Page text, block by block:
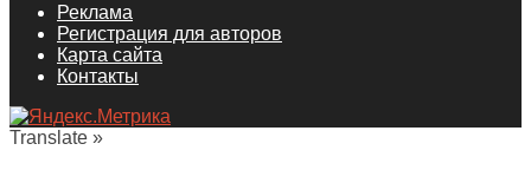
Реклама
Регистрация для авторов
Карта сайта
Контакты
Translate »